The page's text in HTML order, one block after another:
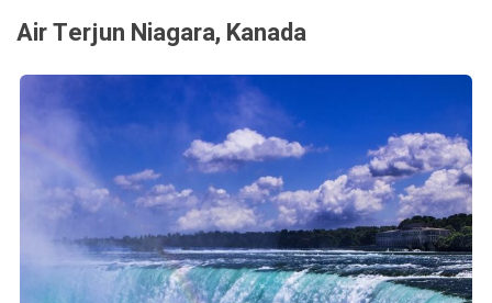
Air Terjun Niagara, Kanada